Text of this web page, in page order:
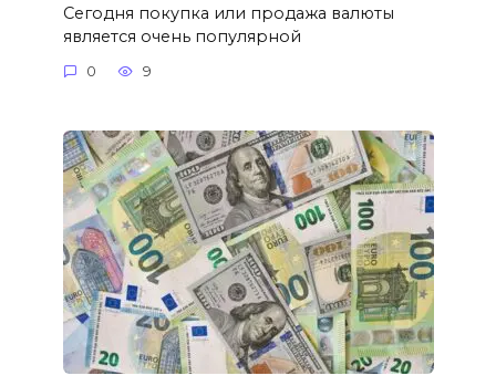
Сегодня покупка или продажа валюты
является очень популярной
0 9